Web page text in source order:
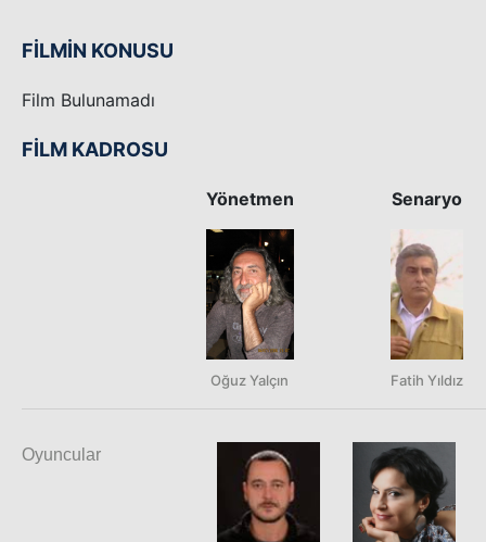
FİLMİN KONUSU
Film Bulunamadı
FİLM KADROSU
Yönetmen
Oğuz Yalçın
Senaryo
Fatih Yıldız
Oyuncular